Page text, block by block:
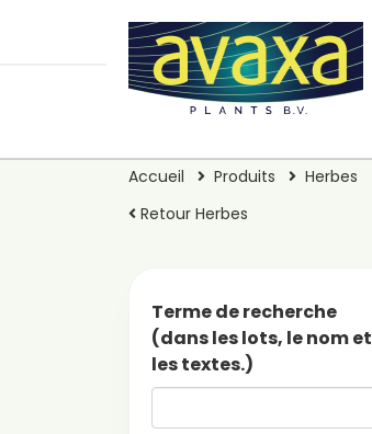
Accueil Produits
Herbes
Retour Herbes
Terme de recherche
(dans les lots, le nom et
les textes.)